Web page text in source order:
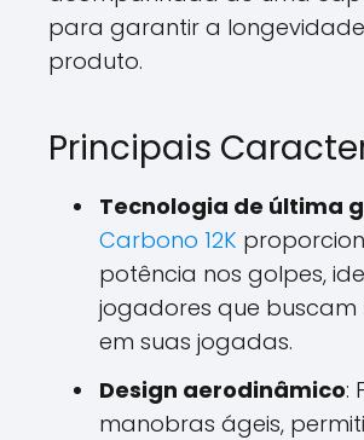
para garantir a
produto.
Principais
Tecnologia de última
Carbono 12K
potência nos golpes,
jogadores que buscam
em suas jogadas.
Design aerodinâmico:
manobras ágeis,